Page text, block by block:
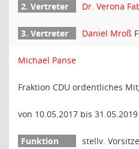
Dr. Verona
Daniel Mroß
Michael Panse
Fraktion CDU ordentliches
von 10.05.2017 bis 31.05.2019
stellv.